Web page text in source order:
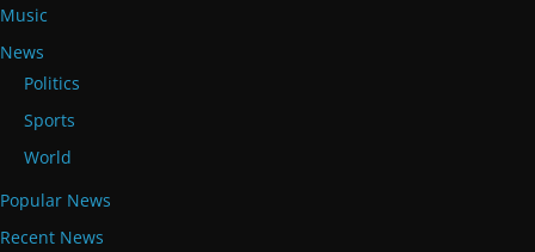
Music
News
Politics
Sports
World
Popular News
Recent News